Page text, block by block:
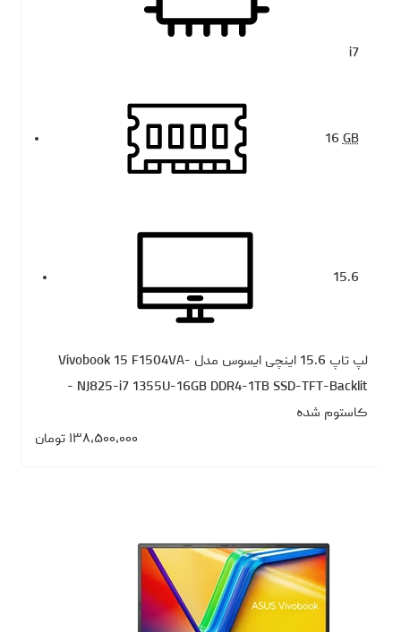
i7
16GB
15.6
لپ تاپ 15.6 اینچی ایسوس مدل Vivobook 15 F1504VA-
NJ825-i7 1355U-16GB DDR4-1TB SSD-TFT-Backlit -
کاستوم شده
۱۳۸،۵۰۰،۰۰۰ تومان